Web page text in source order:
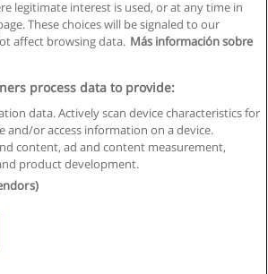
Regulamin
ochrony danych osobowych
Business S.L. - CIF : B-95610580: -
legitimate interest is used, or at any time in
These choices will be signaled to our
affect browsing data. Más información sobre
process data to provide:
data. Actively scan device characteristics for
and/or access information on a device.
content, ad and content measurement,
product development.